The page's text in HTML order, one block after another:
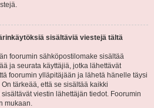
sisältäviä viestejä tältä
foorumin sähköpostilomake sisältää
ja seurata käyttäjiä, jotka lähettävät
foorumin ylläpitäjään ja lähetä hänelle täysi
tärkeää, että se sisältää kaikki
viestin lähettäjän tiedot. Foorumin
mukaan.